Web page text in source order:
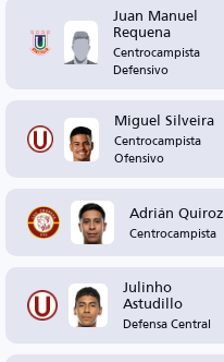
Juan Manuel
Requena
Centrocampista
Defensivo
Miguel Silveira
Centrocampista
Ofensivo
Adrián Quiroz
Centrocampista
Julinho
Astudillo
Defensa Central